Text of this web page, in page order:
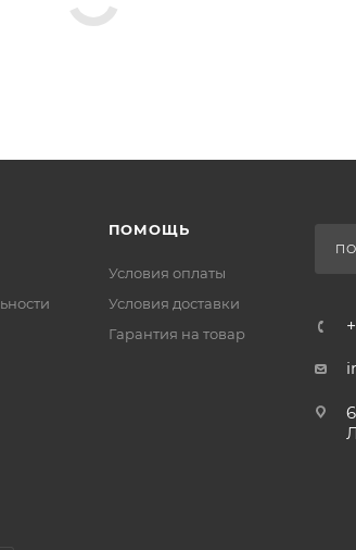
ПОМОЩЬ
Условия оплаты
Условия доставки
Гарантия на товар